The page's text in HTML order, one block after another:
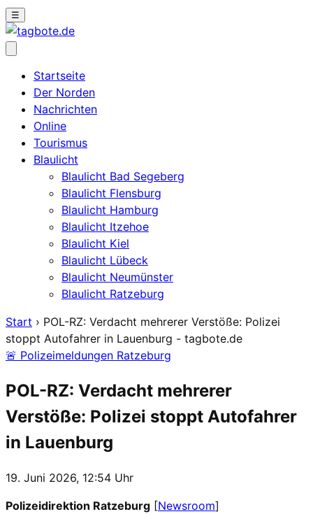
☰
Startseite
Der Norden
Nachrichten
Online
Tourismus
Blaulicht
Blaulicht Bad Segeberg
Blaulicht Flensburg
Blaulicht Hamburg
Blaulicht Itzehoe
Blaulicht Kiel
Blaulicht Lübeck
Blaulicht Neumünster
Blaulicht Ratzeburg
Start › POL-RZ: Verdacht mehrerer Verstöße: Polizei
stoppt Autofahrer in Lauenburg - tagbote.de
🚨 Polizeimeldungen Ratzeburg
POL-RZ: Verdacht mehrerer
Verstöße: Polizei stoppt Autofahrer
in Lauenburg
19. Juni 2026, 12:54 Uhr
Polizeidirektion Ratzeburg [Newsroom]